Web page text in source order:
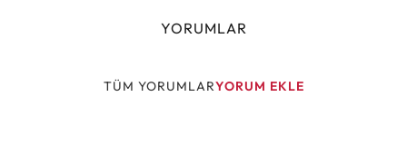
YORUMLAR
TÜM YORUMLARYORUM EKLE